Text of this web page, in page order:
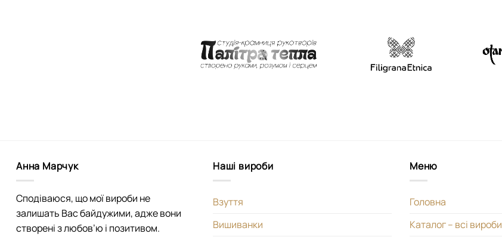
Анна Марчук
Сподіваюся, що мої вироби не
залишать Вас байдужими, адже вони
створені з любов’ю і позитивом.
Наші вироби
Взуття
Вишиванки
Меню
Головна
Каталог – всі вироби